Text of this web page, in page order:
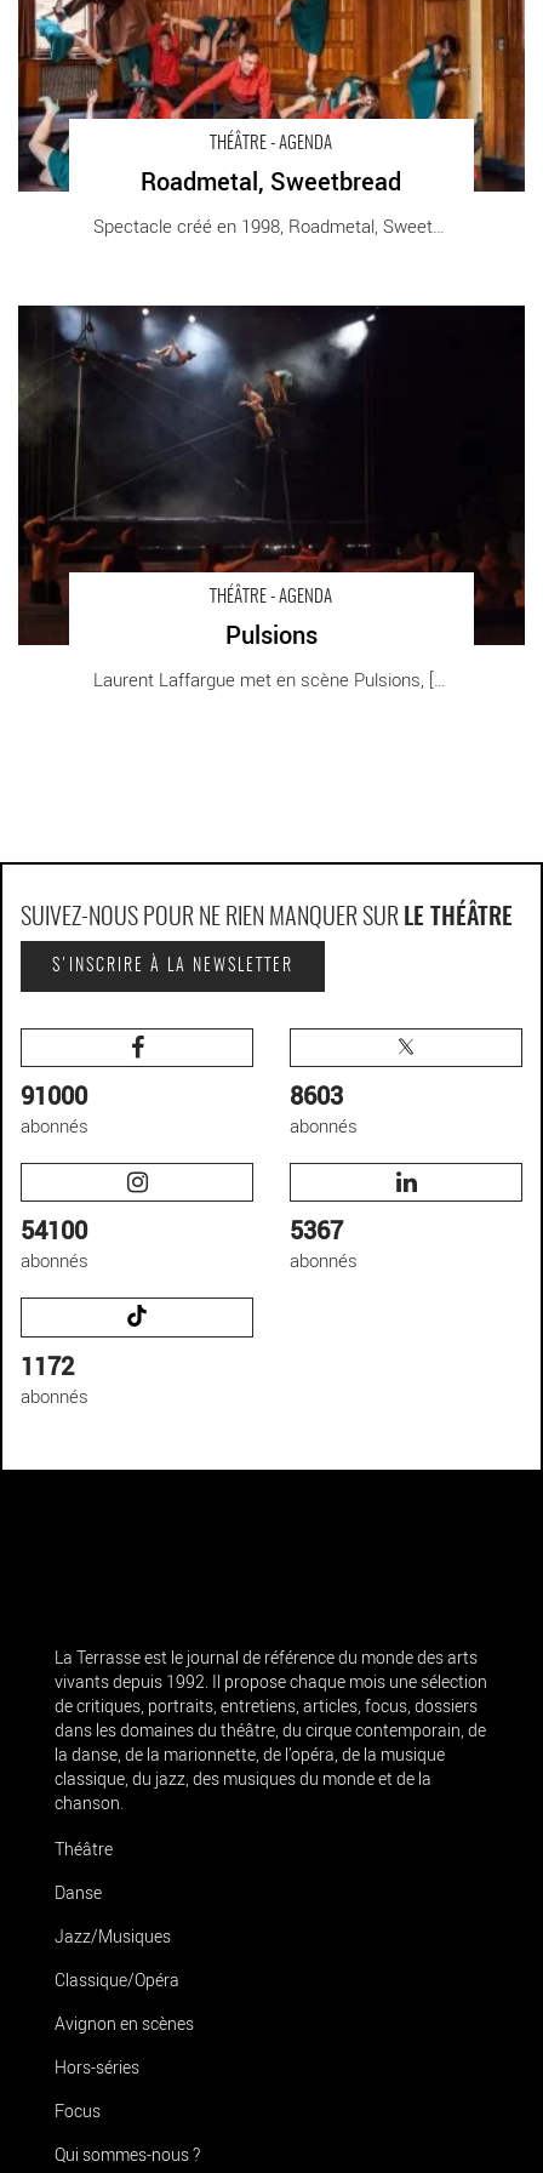
THÉÂTRE - AGENDA
Roadmetal, Sweetbread
Spectacle créé en 1998, Roadmetal, Sweetbread [...]
THÉÂTRE - AGENDA
Pulsions
Laurent Laffargue met en scène Pulsions, [...]
Pulsions - Critique sortie Théâtre Paris l’Espace Chapiteau de la
Villette
SUIVEZ-NOUS POUR NE RIEN MANQUER SUR LE THÉÂTRE
S'INSCRIRE À LA NEWSLETTER
91000
abonnés
8603
abonnés
54100
abonnés
5367
abonnés
1172
abonnés
La Terrasse est le journal de référence du monde des arts
vivants depuis 1992. Il propose chaque mois une sélection
de critiques, portraits, entretiens, articles, focus, dossiers
dans les domaines du théâtre, du cirque contemporain, de
la danse, de la marionnette, de l’opéra, de la musique
classique, du jazz, des musiques du monde et de la
chanson.
Théâtre
Danse
Jazz/Musiques
Classique/Opéra
Avignon en scènes
Hors-séries
Focus
Qui sommes-nous ?